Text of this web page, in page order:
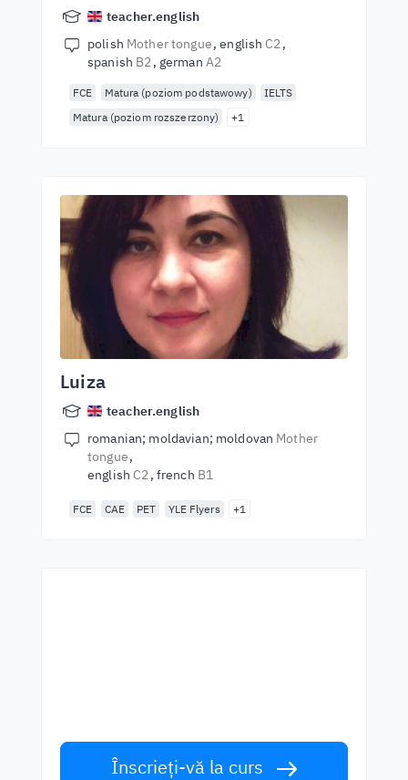
teacher.english
polish Mother tongue english C2
spanish B2 german A2
FCE Matura (poziom podstawowy)
IELTS
Matura (poziom rozszerzony)
+1
Luiza
teacher.english
romanian; moldavian; moldovan Mother
tongue
english C2 french B1
FCE CAE PET YLE Flyers +1
Înscrieți-vă la curs